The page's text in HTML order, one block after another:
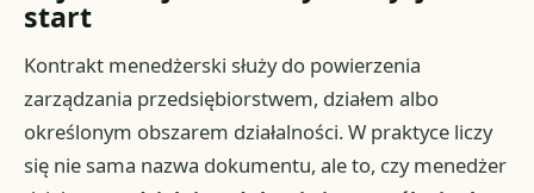
start
Kontrakt menedżerski służy do powierzenia
zarządzania przedsiębiorstwem, działem albo
określonym obszarem działalności. W praktyce liczy
się nie sama nazwa dokumentu, ale to, czy menedżer